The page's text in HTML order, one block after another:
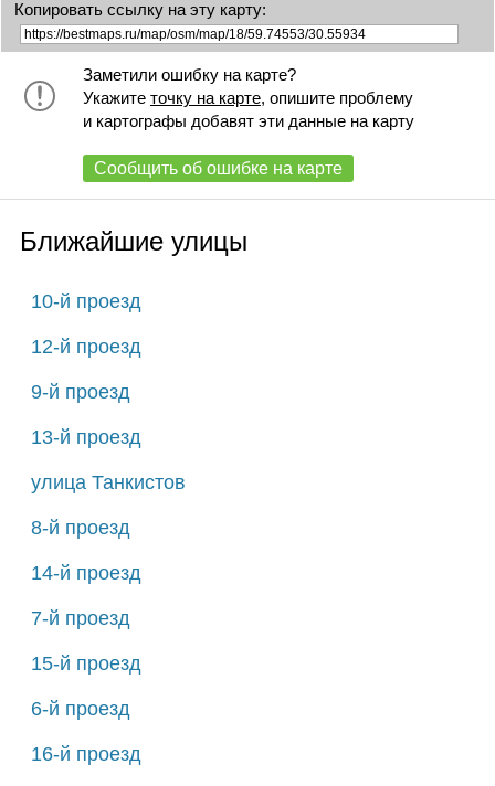
Копировать ссылку на эту карту:
Заметили ошибку на карте?
Укажите точку на карте, опишите проблему
и картографы добавят эти данные на карту
Сообщить об ошибке на карте
Ближайшие улицы
10-й проезд
12-й проезд
9-й проезд
13-й проезд
улица Танкистов
8-й проезд
14-й проезд
7-й проезд
15-й проезд
6-й проезд
16-й проезд